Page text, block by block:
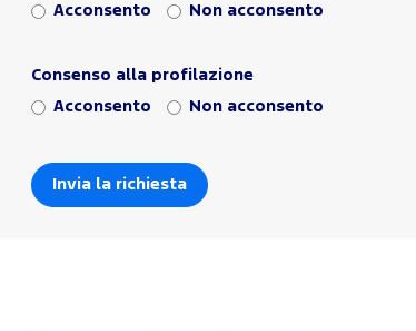
Acconsento Non acconsento
Consenso alla profilazione
Acconsento Non acconsento